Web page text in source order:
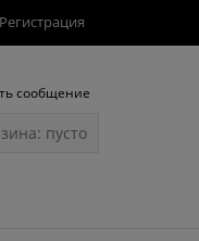
Регистрация
сообщение
пусто